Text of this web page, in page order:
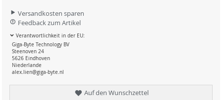
Versandkosten sparen
Feedback zum Artikel
Verantwortlichkeit in der EU:
Giga-Byte Technology BV
Steenoven 24
5626 Eindhoven
Niederlande
alex.lien@giga-byte.nl
Auf den Wunschzettel